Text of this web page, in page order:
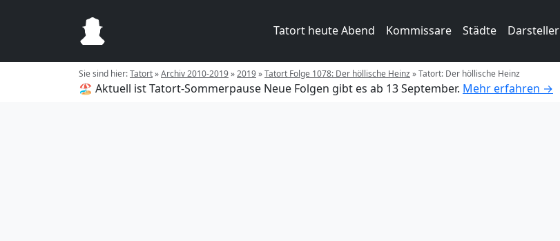
Tatort heute Abend Kommissare Städte Darsteller
Sie sind hier:Tatort»Archiv 2010-2019»2019»Tatort Folge 1078: Der höllische Heinz»Tatort: Der höllische Heinz
🏖️ Aktuell ist Tatort-Sommerpause Neue Folgen gibt es ab 13 September. Mehr erfahren →